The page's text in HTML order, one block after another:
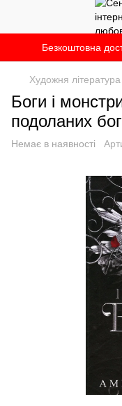
Безкоштовна
Художня література
Боги і
подоланих
Немає в наявності